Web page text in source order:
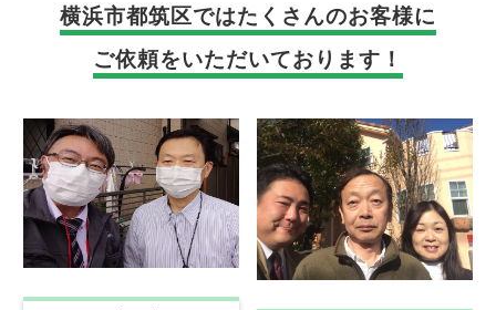
横浜市都筑区ではたくさんのお客様に
ご依頼をいただいております！